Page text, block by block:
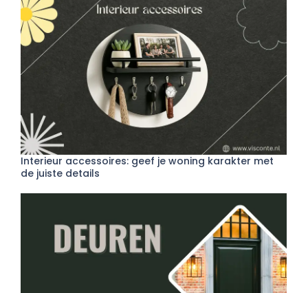
Interieur accessoires: geef je woning karakter met
de juiste details